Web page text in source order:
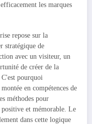
les marques
repose sur la
stratégique de
avec un visiteur, un
de créer de la
pourquoi
en compétences de
méthodes pour
positive et mémorable. Le
dans cette logique